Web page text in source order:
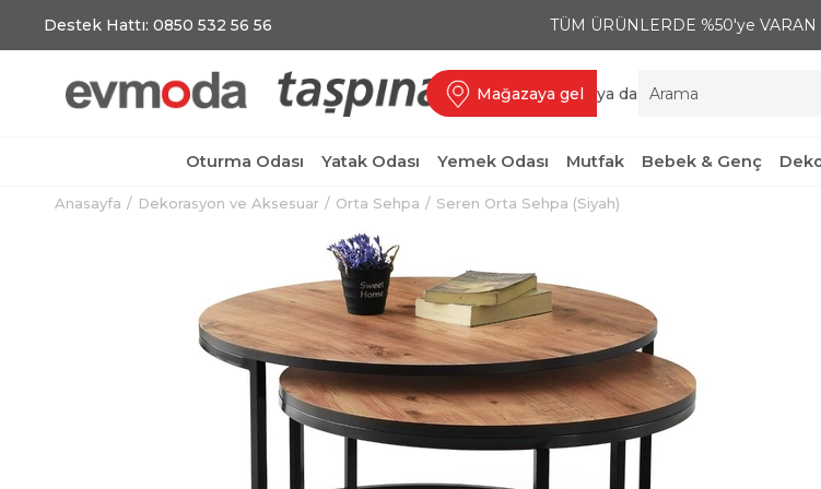
Destek Hattı: 0850 532 56 56 TÜM ÜRÜNLERDE %50'ye
Mağazaya gel ya da
Oturma Odası Yatak Odası Yemek Odası Mutfak Bebek & Genç
Anasayfa Dekorasyon ve Aksesuar Orta Sehpa Seren Orta Sehpa (Siyah)